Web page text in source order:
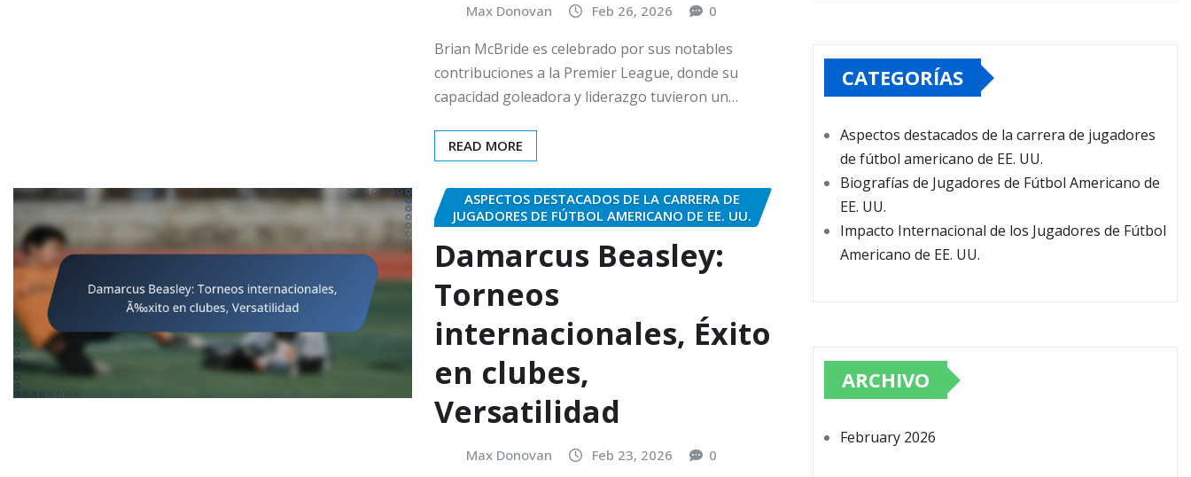
Max Donovan Feb 26, 2026 0
Brian McBride es celebrado por sus notables
contribuciones a la Premier League, donde su
capacidad goleadora y liderazgo tuvieron un…
READ MORE
ASPECTOS DESTACADOS DE LA CARRERA DE
JUGADORES DE FÚTBOL AMERICANO DE EE. UU.
Damarcus Beasley:
Torneos
internacionales, Éxito
en clubes,
Versatilidad
Max Donovan Feb 23, 2026 0
CATEGORÍAS
Aspectos destacados de la carrera de jugadores
de fútbol americano de EE. UU.
Biografías de Jugadores de Fútbol Americano de
EE. UU.
Impacto Internacional de los Jugadores de Fútbol
Americano de EE. UU.
ARCHIVO
February 2026